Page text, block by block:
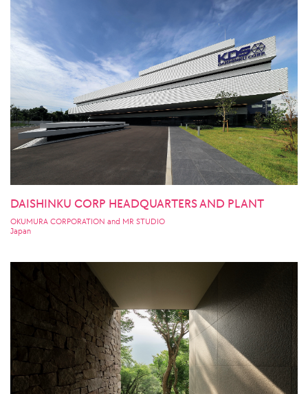
DAISHINKU CORP HEADQUARTERS AND PLANT
OKUMURA CORPORATION and MR STUDIO
Japan